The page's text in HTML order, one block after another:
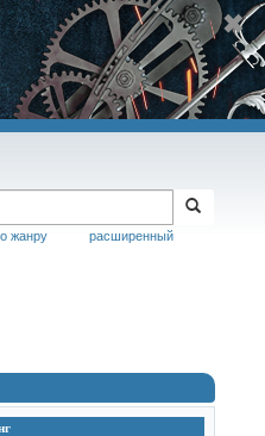
расширенный
жанру